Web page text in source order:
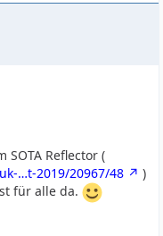
SOTA Reflector (
…t-2019/20967/48
)
für alle da.